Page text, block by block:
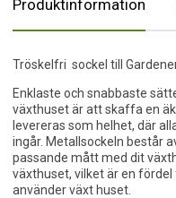
Produktinformation
Tröskelfri sockel till
Enklaste och snabbaste
växthuset är att skaffa en
levereras som helhet, där
ingår. Metallsockeln består
passande mått med dit
växthuset, vilket är en
använder växt huset.